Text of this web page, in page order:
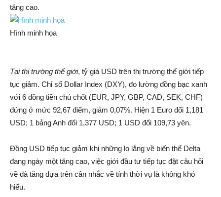
tăng cao.
Hình minh họa
Tại thị trường thế giới, tỷ giá USD trên thị trường thế giới tiếp
tục giảm. Chỉ số Dollar Index (DXY), đo lường đồng bạc xanh
với 6 đồng tiền chủ chốt (EUR, JPY, GBP, CAD, SEK, CHF)
đứng ở mức 92,67 điểm, giảm 0,07%. Hiện 1 Euro đổi 1,181
USD; 1 bảng Anh đổi 1,377 USD; 1 USD đổi 109,73 yên.
Đồng USD tiếp tục giảm khi những lo lắng về biến thể Delta
đang ngày một tăng cao, việc giới đầu tư tiếp tục đặt câu hỏi
về đà tăng dựa trên cân nhắc về tính thời vụ là không khó
hiểu.